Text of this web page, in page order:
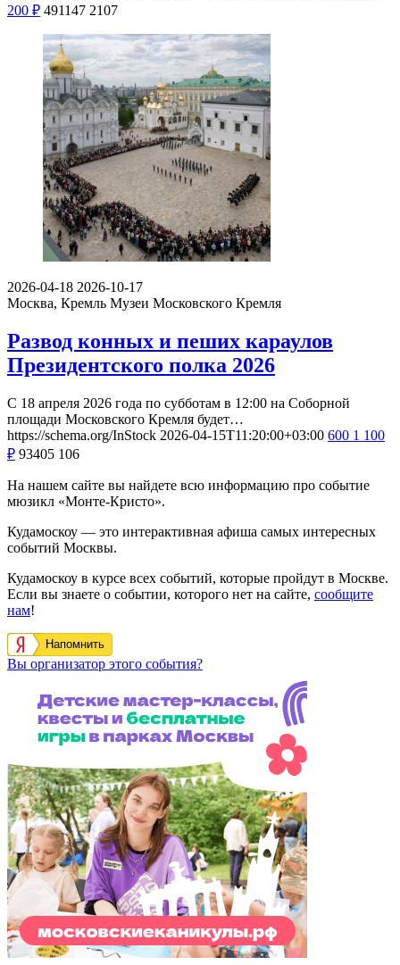
200 ₽ 491147 2107
2026-04-18 2026-10-17
Москва, Кремль Музеи Московского Кремля
Развод конных и пеших караулов
Президентского полка 2026
С 18 апреля 2026 года по субботам в 12:00 на Соборной
площади Московского Кремля будет…
https://schema.org/InStock 2026-04-15T11:20:00+03:00 600 1 100
₽ 93405 106
На нашем сайте вы найдете всю информацию про событие
мюзикл «Монте-Кристо».
Кудамоскоу — это интерактивная афиша самых интересных
событий Москвы.
Кудамоскоу в курсе всех событий, которые пройдут в Москве.
Если вы знаете о событии, которого нет на сайте, сообщите
нам!
Напомнить
Вы организатор этого события?